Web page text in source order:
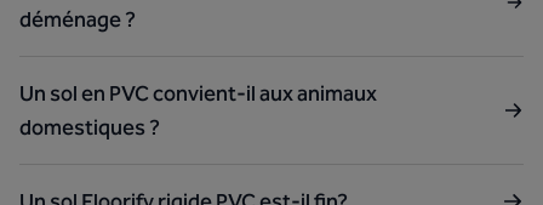
déménage ?
Un sol en PVC convient-il aux animaux
domestiques ?